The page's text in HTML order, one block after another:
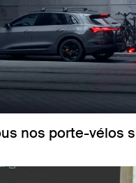
nos porte-vélos